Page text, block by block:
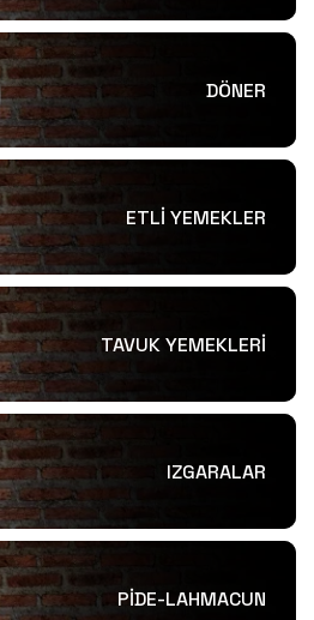
DÖNER
ETLİ YEMEKLER
TAVUK YEMEKLERİ
IZGARALAR
PİDE-LAHMACUN